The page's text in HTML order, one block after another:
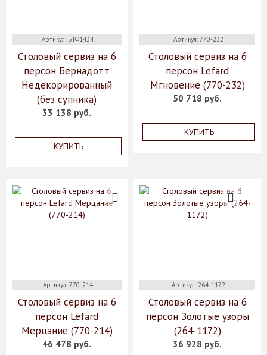
Артикул: БТФ1434
Столовый сервиз на 6
персон Бернадотт
Недекорированный
(без супника)
33 138 руб.
КУПИТЬ
Артикул: 770-232
Столовый сервиз на 6
персон Lefard
Мгновение (770-232)
50 718 руб.
КУПИТЬ
Артикул: 770-214
Столовый сервиз на 6
персон Lefard
Мерцание (770-214)
46 478 руб.
Артикул: 264-1172
Столовый сервиз на 6
персон Золотые узоры
(264-1172)
36 928 руб.